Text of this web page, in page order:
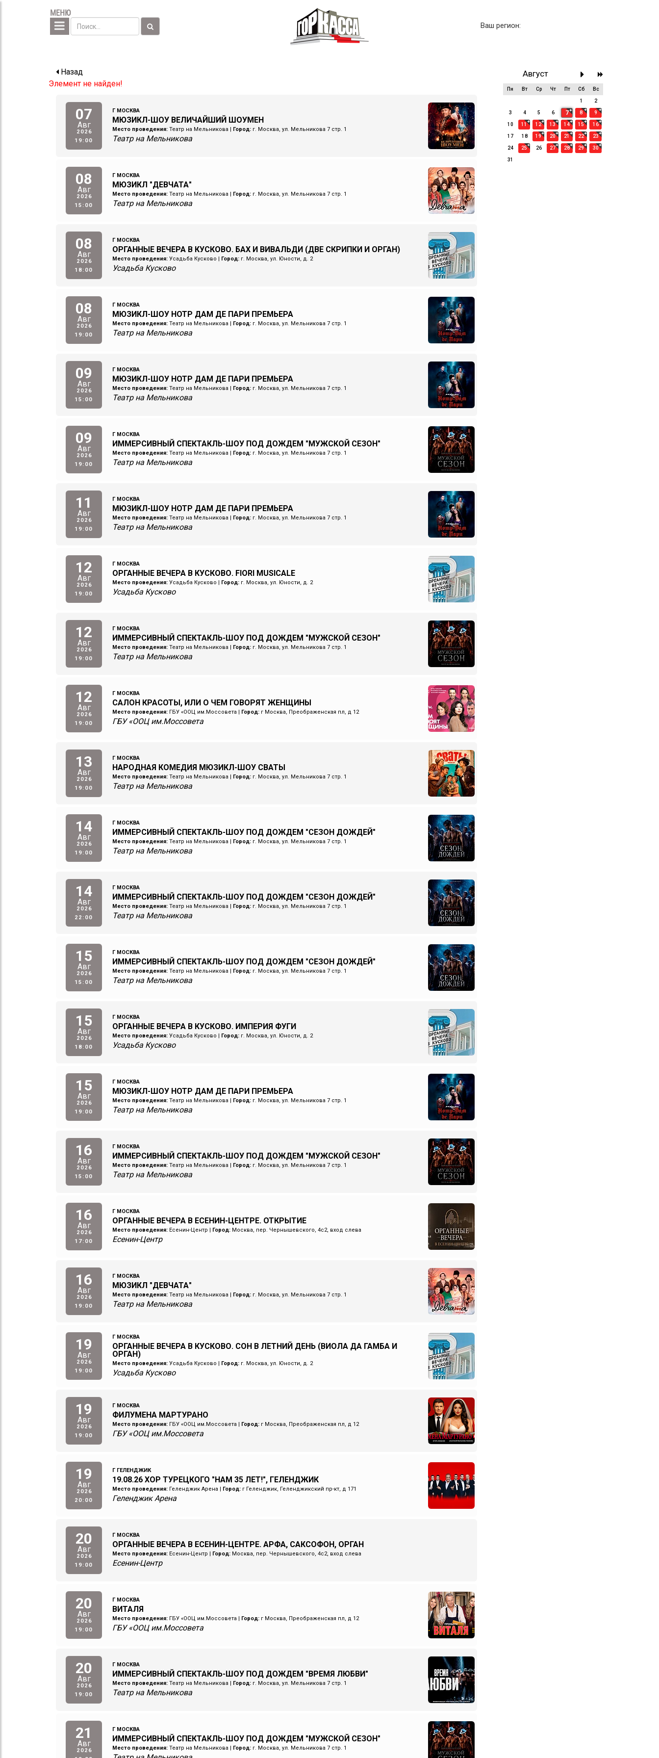
МЕНЮ
Ваш регион:
Август
Пн Вт Ср Чт Пт Сб Вс
1 2
3 4 5 6 7 8 9
10 11 12 13 14 15 16
17 18 19 20 21 22 23
24 25 26 27 28 29 30
31
Назад
Элемент не найден!
07
Авг
2026
19:00
Г МОСКВА
МЮЗИКЛ-ШОУ ВЕЛИЧАЙШИЙ ШОУМЕН
Место проведения:Театр на Мельникова | Город:г. Москва, ул. Мельникова 7 стр. 1
Театр на Мельникова
08
Авг
2026
15:00
Г МОСКВА
МЮЗИКЛ "ДЕВЧАТА"
Место проведения:Театр на Мельникова | Город:г. Москва, ул. Мельникова 7 стр. 1
Театр на Мельникова
08
Авг
2026
18:00
Г МОСКВА
ОРГАННЫЕ ВЕЧЕРА В КУСКОВО. БАХ И ВИВАЛЬДИ (ДВЕ СКРИПКИ И ОРГАН)
Место проведения:Усадьба Кусково | Город:г. Москва, ул. Юности, д. 2
Усадьба Кусково
08
Авг
2026
19:00
Г МОСКВА
МЮЗИКЛ-ШОУ НОТР ДАМ ДЕ ПАРИ ПРЕМЬЕРА
Место проведения:Театр на Мельникова | Город:г. Москва, ул. Мельникова 7 стр. 1
Театр на Мельникова
09
Авг
2026
15:00
Г МОСКВА
МЮЗИКЛ-ШОУ НОТР ДАМ ДЕ ПАРИ ПРЕМЬЕРА
Место проведения:Театр на Мельникова | Город:г. Москва, ул. Мельникова 7 стр. 1
Театр на Мельникова
09
Авг
2026
19:00
Г МОСКВА
ИММЕРСИВНЫЙ СПЕКТАКЛЬ-ШОУ ПОД ДОЖДЕМ "МУЖСКОЙ СЕЗОН"
Место проведения:Театр на Мельникова | Город:г. Москва, ул. Мельникова 7 стр. 1
Театр на Мельникова
11
Авг
2026
19:00
Г МОСКВА
МЮЗИКЛ-ШОУ НОТР ДАМ ДЕ ПАРИ ПРЕМЬЕРА
Место проведения:Театр на Мельникова | Город:г. Москва, ул. Мельникова 7 стр. 1
Театр на Мельникова
12
Авг
2026
19:00
Г МОСКВА
ОРГАННЫЕ ВЕЧЕРА В КУСКОВО. FIORI MUSICALE
Место проведения:Усадьба Кусково | Город:г. Москва, ул. Юности, д. 2
Усадьба Кусково
12
Авг
2026
19:00
Г МОСКВА
ИММЕРСИВНЫЙ СПЕКТАКЛЬ-ШОУ ПОД ДОЖДЕМ "МУЖСКОЙ СЕЗОН"
Место проведения:Театр на Мельникова | Город:г. Москва, ул. Мельникова 7 стр. 1
Театр на Мельникова
12
Авг
2026
19:00
Г МОСКВА
САЛОН КРАСОТЫ, ИЛИ О ЧЕМ ГОВОРЯТ ЖЕНЩИНЫ
Место проведения:ГБУ «ООЦ им.Моссовета | Город:г Москва, Преображенская пл, д 12
ГБУ «ООЦ им.Моссовета
13
Авг
2026
19:00
Г МОСКВА
НАРОДНАЯ КОМЕДИЯ МЮЗИКЛ-ШОУ СВАТЫ
Место проведения:Театр на Мельникова | Город:г. Москва, ул. Мельникова 7 стр. 1
Театр на Мельникова
14
Авг
2026
19:00
Г МОСКВА
ИММЕРСИВНЫЙ СПЕКТАКЛЬ-ШОУ ПОД ДОЖДЕМ "СЕЗОН ДОЖДЕЙ"
Место проведения:Театр на Мельникова | Город:г. Москва, ул. Мельникова 7 стр. 1
Театр на Мельникова
14
Авг
2026
22:00
Г МОСКВА
ИММЕРСИВНЫЙ СПЕКТАКЛЬ-ШОУ ПОД ДОЖДЕМ "СЕЗОН ДОЖДЕЙ"
Место проведения:Театр на Мельникова | Город:г. Москва, ул. Мельникова 7 стр. 1
Театр на Мельникова
15
Авг
2026
15:00
Г МОСКВА
ИММЕРСИВНЫЙ СПЕКТАКЛЬ-ШОУ ПОД ДОЖДЕМ "СЕЗОН ДОЖДЕЙ"
Место проведения:Театр на Мельникова | Город:г. Москва, ул. Мельникова 7 стр. 1
Театр на Мельникова
15
Авг
2026
18:00
Г МОСКВА
ОРГАННЫЕ ВЕЧЕРА В КУСКОВО. ИМПЕРИЯ ФУГИ
Место проведения:Усадьба Кусково | Город:г. Москва, ул. Юности, д. 2
Усадьба Кусково
15
Авг
2026
19:00
Г МОСКВА
МЮЗИКЛ-ШОУ НОТР ДАМ ДЕ ПАРИ ПРЕМЬЕРА
Место проведения:Театр на Мельникова | Город:г. Москва, ул. Мельникова 7 стр. 1
Театр на Мельникова
16
Авг
2026
15:00
Г МОСКВА
ИММЕРСИВНЫЙ СПЕКТАКЛЬ-ШОУ ПОД ДОЖДЕМ "МУЖСКОЙ СЕЗОН"
Место проведения:Театр на Мельникова | Город:г. Москва, ул. Мельникова 7 стр. 1
Театр на Мельникова
16
Авг
2026
17:00
Г МОСКВА
ОРГАННЫЕ ВЕЧЕРА В ЕСЕНИН-ЦЕНТРЕ. ОТКРЫТИЕ
Место проведения:Есенин-Центр | Город:Москва, пер. Чернышевского, 4с2, вход слева
Есенин-Центр
16
Авг
2026
19:00
Г МОСКВА
МЮЗИКЛ "ДЕВЧАТА"
Место проведения:Театр на Мельникова | Город:г. Москва, ул. Мельникова 7 стр. 1
Театр на Мельникова
19
Авг
2026
19:00
Г МОСКВА
ОРГАННЫЕ ВЕЧЕРА В КУСКОВО. СОН В ЛЕТНИЙ ДЕНЬ (ВИОЛА ДА ГАМБА И
ОРГАН)
Место проведения:Усадьба Кусково | Город:г. Москва, ул. Юности, д. 2
Усадьба Кусково
19
Авг
2026
19:00
Г МОСКВА
ФИЛУМЕНА МАРТУРАНО
Место проведения:ГБУ «ООЦ им.Моссовета | Город:г Москва, Преображенская пл, д 12
ГБУ «ООЦ им.Моссовета
19
Авг
2026
20:00
Г ГЕЛЕНДЖИК
19.08.26 ХОР ТУРЕЦКОГО "НАМ 35 ЛЕТ!", ГЕЛЕНДЖИК
Место проведения:Геленджик Арена | Город:г Геленджик, Геленджикский пр-кт, д 171
Геленджик Арена
20
Авг
2026
19:00
Г МОСКВА
ОРГАННЫЕ ВЕЧЕРА В ЕСЕНИН-ЦЕНТРЕ. АРФА, САКСОФОН, ОРГАН
Место проведения:Есенин-Центр | Город:Москва, пер. Чернышевского, 4с2, вход слева
Есенин-Центр
20
Авг
2026
19:00
Г МОСКВА
ВИТАЛЯ
Место проведения:ГБУ «ООЦ им.Моссовета | Город:г Москва, Преображенская пл, д 12
ГБУ «ООЦ им.Моссовета
20
Авг
2026
19:00
Г МОСКВА
ИММЕРСИВНЫЙ СПЕКТАКЛЬ-ШОУ ПОД ДОЖДЕМ "ВРЕМЯ ЛЮБВИ"
Место проведения:Театр на Мельникова | Город:г. Москва, ул. Мельникова 7 стр. 1
Театр на Мельникова
21
Авг
2026
Г МОСКВА
ИММЕРСИВНЫЙ СПЕКТАКЛЬ-ШОУ ПОД ДОЖДЕМ "МУЖСКОЙ СЕЗОН"
Место проведения:Театр на Мельникова | Город:г. Москва, ул. Мельникова 7 стр. 1